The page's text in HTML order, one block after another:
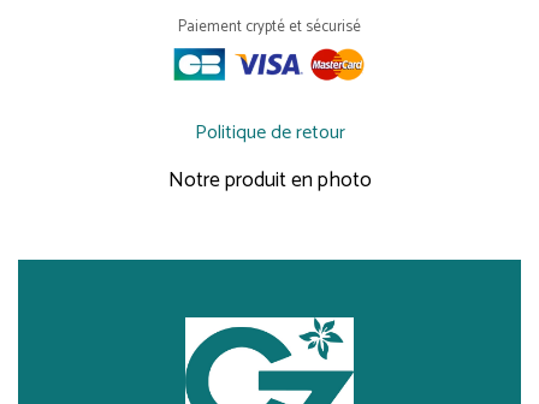
Paiement crypté et sécurisé
Politique de retour
Notre produit en photo